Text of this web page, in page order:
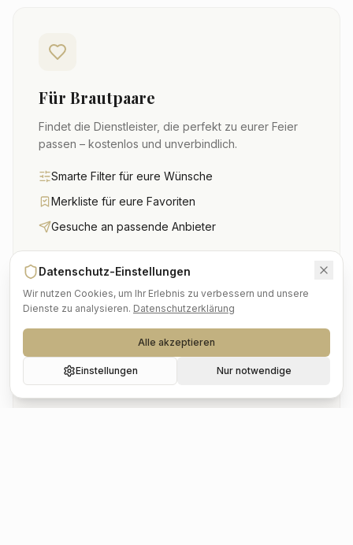
Für Brautpaare
Findet die Dienstleister, die perfekt zu eurer Feier
passen – kostenlos und unverbindlich.
Smarte Filter für eure Wünsche
Merkliste für eure Favoriten
Gesuche an passende Anbieter
Mehr erfahren
Datenschutz-Einstellungen
Wir nutzen Cookies, um Ihr Erlebnis zu verbessern und unsere
Dienste zu analysieren. Datenschutzerklärung
Alle akzeptieren
Einstellungen Nur notwendige